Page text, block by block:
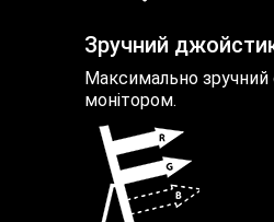
Зручний
Максимально зручний
монітором.